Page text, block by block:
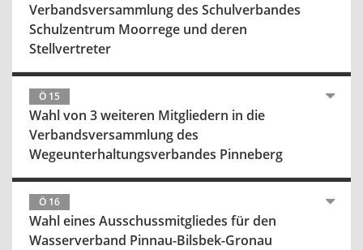
Verbandsversammlung des Schulverbandes
Schulzentrum Moorrege und deren
Stellvertreter
Ö 15
Wahl von 3 weiteren Mitgliedern in die
Verbandsversammlung des
Wegeunterhaltungsverbandes Pinneberg
Ö 16
Wahl eines Ausschussmitgliedes für den
Wasserverband Pinnau-Bilsbek-Gronau